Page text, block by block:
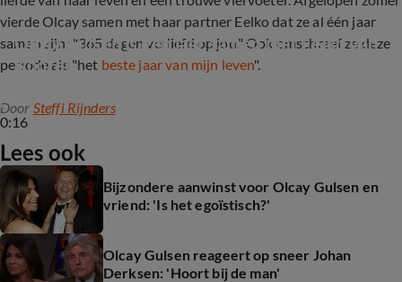
vierde Olcay samen met haar partner Eelko dat ze al één jaar
samen zijn: "365 dagen verliefd op jou." Ook omschreef ze deze
periode als "het beste jaar van mijn leven".
0:16
Olcay Gulsen is een jaar samen met Eelko van
Kooten
Door Steffi Rijnders
Lees ook
Bijzondere aanwinst voor Olcay Gulsen en
vriend: 'Is het egoïstisch?'
Olcay Gulsen reageert op sneer Johan
Derksen: 'Hoort bij de man'